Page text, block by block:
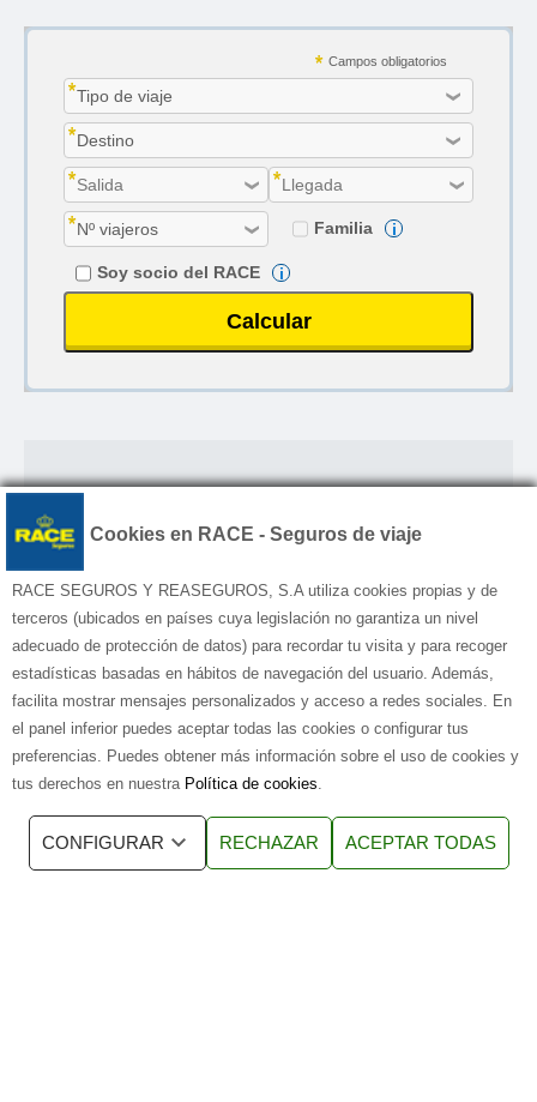
Cookies en RACE - Seguros de viaje
RACE SEGUROS Y REASEGUROS, S.A utiliza cookies propias y de
terceros (ubicados en países cuya legislación no garantiza un nivel
adecuado de protección de datos) para recordar tu visita y para recoger
estadísticas basadas en hábitos de navegación del usuario. Además,
facilita mostrar mensajes personalizados y acceso a redes sociales. En
el panel inferior puedes aceptar todas las cookies o configurar tus
preferencias. Puedes obtener más información sobre el uso de cookies y
tus derechos en nuestra Política de cookies.
CONFIGURAR RECHAZAR ACEPTAR TODAS
Campos obligatorios
Familia i
Soy socio del RACE i
Si deseas más información sobre nuestro
seguro de viajes llámanos al
91 594 93 94
Horario de atención: Lunes a Viernes de 9 a 20h.
Si lo prefieres te llamamos nosotros
Acepto recibir comunicacionesde las empresas del grupo RACE.